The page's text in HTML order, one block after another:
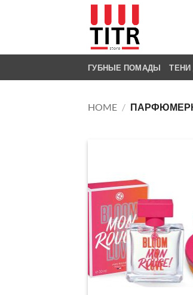
ГУБНЫЕ ПОМАДЫ ТЕНИ
HOME /